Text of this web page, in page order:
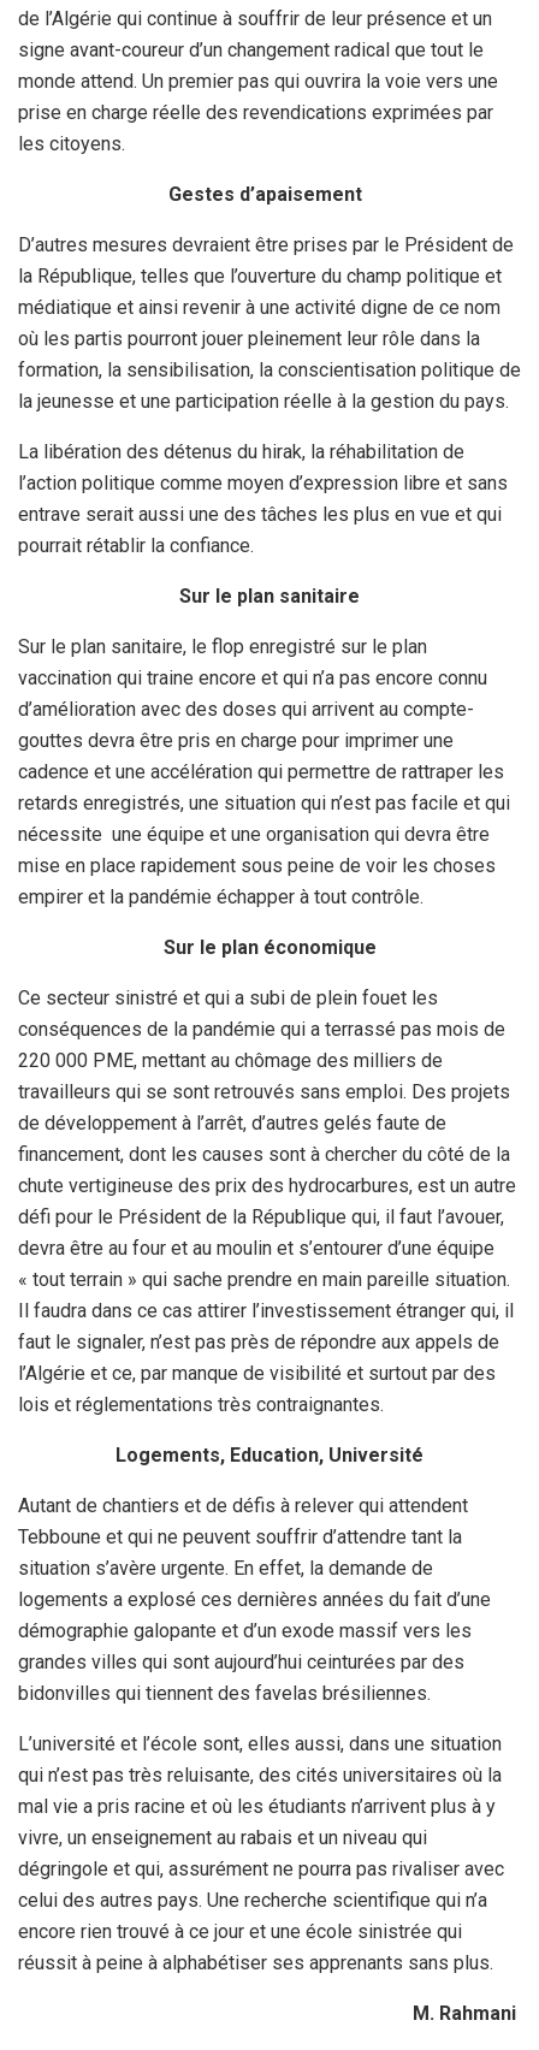
de l’Algérie qui continue à souffrir de leur présence et un
signe avant-coureur d’un changement radical que tout le
monde attend. Un premier pas qui ouvrira la voie vers une
prise en charge réelle des revendications exprimées par
les citoyens.
Gestes d’apaisement
D’autres mesures devraient être prises par le Président de
la République, telles que l’ouverture du champ politique et
médiatique et ainsi revenir à une activité digne de ce nom
où les partis pourront jouer pleinement leur rôle dans la
formation, la sensibilisation, la conscientisation politique de
la jeunesse et une participation réelle à la gestion du pays.
La libération des détenus du hirak, la réhabilitation de
l’action politique comme moyen d’expression libre et sans
entrave serait aussi une des tâches les plus en vue et qui
pourrait rétablir la confiance.
Sur le plan sanitaire
Sur le plan sanitaire, le flop enregistré sur le plan
vaccination qui traine encore et qui n’a pas encore connu
d’amélioration avec des doses qui arrivent au compte-
gouttes devra être pris en charge pour imprimer une
cadence et une accélération qui permettre de rattraper les
retards enregistrés, une situation qui n’est pas facile et qui
nécessite une équipe et une organisation qui devra être
mise en place rapidement sous peine de voir les choses
empirer et la pandémie échapper à tout contrôle.
Sur le plan économique
Ce secteur sinistré et qui a subi de plein fouet les
conséquences de la pandémie qui a terrassé pas mois de
220 000 PME, mettant au chômage des milliers de
travailleurs qui se sont retrouvés sans emploi. Des projets
de développement à l’arrêt, d’autres gelés faute de
financement, dont les causes sont à chercher du côté de la
chute vertigineuse des prix des hydrocarbures, est un autre
défi pour le Président de la République qui, il faut l’avouer,
devra être au four et au moulin et s’entourer d’une équipe
« tout terrain » qui sache prendre en main pareille situation.
Il faudra dans ce cas attirer l’investissement étranger qui, il
faut le signaler, n’est pas près de répondre aux appels de
l’Algérie et ce, par manque de visibilité et surtout par des
lois et réglementations très contraignantes.
Logements, Education, Université
Autant de chantiers et de défis à relever qui attendent
Tebboune et qui ne peuvent souffrir d’attendre tant la
situation s’avère urgente. En effet, la demande de
logements a explosé ces dernières années du fait d’une
démographie galopante et d’un exode massif vers les
grandes villes qui sont aujourd’hui ceinturées par des
bidonvilles qui tiennent des favelas brésiliennes.
L’université et l’école sont, elles aussi, dans une situation
qui n’est pas très reluisante, des cités universitaires où la
mal vie a pris racine et où les étudiants n’arrivent plus à y
vivre, un enseignement au rabais et un niveau qui
dégringole et qui, assurément ne pourra pas rivaliser avec
celui des autres pays. Une recherche scientifique qui n’a
encore rien trouvé à ce jour et une école sinistrée qui
réussit à peine à alphabétiser ses apprenants sans plus.
M. Rahmani